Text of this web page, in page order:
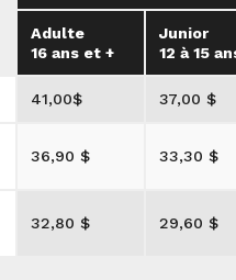
Adulte
16 ans et +
Junior
12 à 15
41,00$ 37,00 $
36,90 $ 33,30 $
32,80 $ 29,60 $